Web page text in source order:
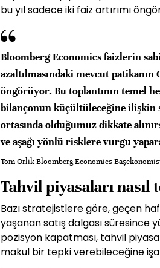
bu yıl sadece iki faiz artırımı
Bloomberg Economics faizlerin
azaltılmasındaki mevcut patikanın
öngörüyor. Bu toplantının temel
bilançonun küçültüleceğine ilişkin
ortasında olduğumuz dikkate
ve aşağı yönlü risklere vurgu
Tom Orlik Bloomberg Economics
Tahvil piyasaları nasıl
Bazı stratejistlere göre, geçen
yaşanan satış dalgası süresince
pozisyon kapatması, tahvil
makul bir tepki verebileceğine